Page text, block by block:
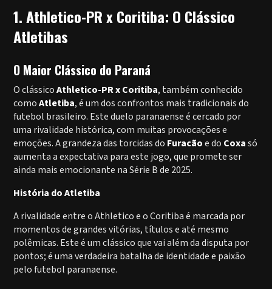
1. Athletico-PR x Coritiba: O Clássico
Atletibas
O Maior Clássico do Paraná
O clássicoAthletico-PR x Coritiba, também conhecido
comoAtletiba, é um dos confrontos mais tradicionais do
futebol brasileiro. Este duelo paranaense é cercado por
uma rivalidade histórica, com muitas provocações e
emoções. A grandeza das torcidas do Furacãoe do Coxasó
aumenta a expectativa para este jogo, que promete ser
ainda mais emocionante na Série B de 2025.
História do Atletiba
A rivalidade entre o Athletico e o Coritiba é marcada por
momentos de grandes vitórias, títulos e até mesmo
polêmicas. Este é um clássico que vai além da disputa por
pontos; é uma verdadeira batalha de identidade e paixão
pelo futebol paranaense.